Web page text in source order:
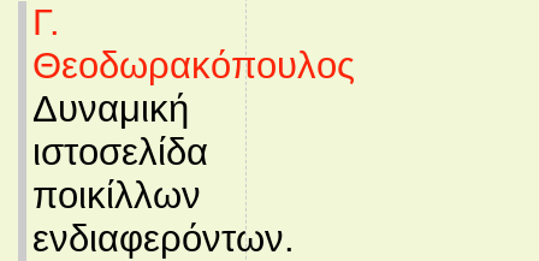
Γ.
Θεοδωρακόπουλος
Δυναμική
ιστοσελίδα
ποικίλλων
ενδιαφερόντων.